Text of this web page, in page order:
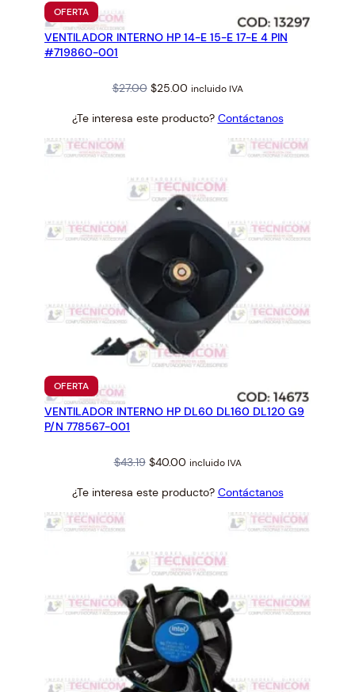
OFERTAPRODUCTO
EN
OFERTA
VENTILADOR INTERNO HP 14-E 15-E 17-E 4 PIN
#719860-001
$27.00 Original
was:
$25.00Current
is:
incluido IVA
¿Te interesa este producto? Contáctanos
OFERTAPRODUCTO
EN
OFERTA
VENTILADOR INTERNO HP DL60 DL160 DL120 G9
P/N 778567-001
$43.19 Original
was:
$40.00Current
is:
incluido IVA
¿Te interesa este producto? Contáctanos